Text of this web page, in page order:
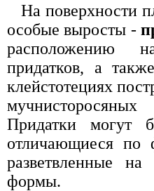
На поверхности
особые выросты -
расположению
придатков, а
клейстотециях
Придатки могут
отличающиеся по
разветвленные
формы.